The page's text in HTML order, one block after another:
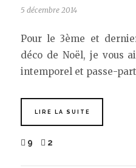
5 décembre 2014
Pour le 3ème et
déco de Noël, je vous
intemporel et passe-
LIRE LA SUITE
9 2